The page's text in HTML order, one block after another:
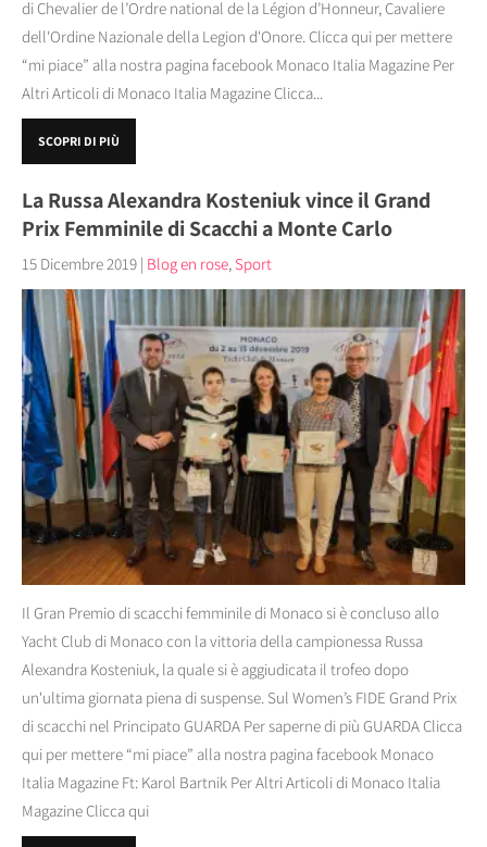
di Chevalier de l’Ordre national de la Légion d’Honneur, Cavaliere
dell'Ordine Nazionale della Legion d'Onore. Clicca qui per mettere
“mi piace” alla nostra pagina facebook Monaco Italia Magazine Per
Altri Articoli di Monaco Italia Magazine Clicca...
SCOPRI DI PIÙ
La Russa Alexandra Kosteniuk vince il Grand
Prix Femminile di Scacchi a Monte Carlo
15 Dicembre 2019 | Blog en rose, Sport
Il Gran Premio di scacchi femminile di Monaco si è concluso allo
Yacht Club di Monaco con la vittoria della campionessa Russa
Alexandra Kosteniuk, la quale si è aggiudicata il trofeo dopo
un'ultima giornata piena di suspense. Sul Women’s FIDE Grand Prix
di scacchi nel Principato GUARDA Per saperne di più GUARDA Clicca
qui per mettere “mi piace” alla nostra pagina facebook Monaco
Italia Magazine Ft: Karol Bartnik Per Altri Articoli di Monaco Italia
Magazine Clicca qui